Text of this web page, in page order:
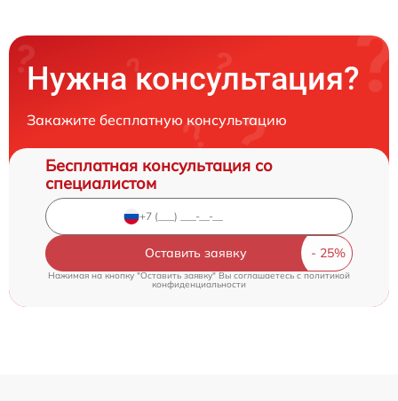
Нужна консультация?
Закажите бесплатную консультацию
Бесплатная консультация со
специалистом
Оставить заявку
Нажимая на кнопку "Оставить заявку" Вы соглашаетесь cполитикой
конфиденциальности